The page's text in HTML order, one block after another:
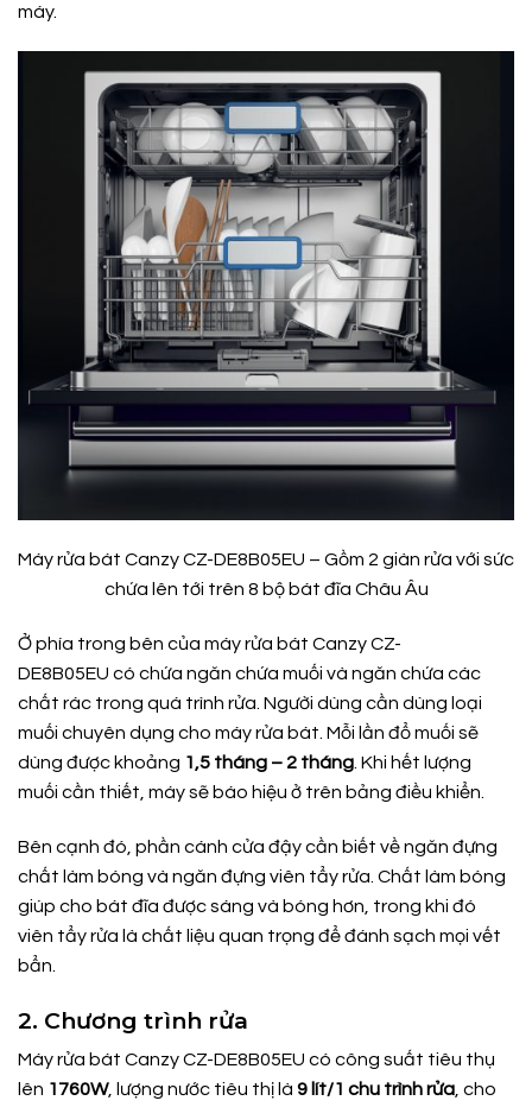
máy.
Máy rửa bát Canzy CZ-DE8B05EU – Gồm 2 giàn rửa với sức
chứa lên tới trên 8 bộ bát đĩa Châu Âu
Ở phía trong bên của máy rửa bát Canzy CZ-
DE8B05EU có chứa ngăn chứa muối và ngăn chứa các
chất rác trong quá trình rửa. Người dùng cần dùng loại
muối chuyên dụng cho máy rửa bát. Mỗi lần đổ muối sẽ
dùng được khoảng 1,5 tháng – 2 tháng . Khi hết lượng
muối cần thiết, máy sẽ báo hiệu ở trên bảng điều khiển.
Bên cạnh đó, phần cánh cửa đậy cần biết về ngăn đựng
chất làm bóng và ngăn đựng viên tẩy rửa. Chất làm bóng
giúp cho bát đĩa được sáng và bóng hơn, trong khi đó
viên tẩy rửa là chất liệu quan trọng để đánh sạch mọi vết
bẩn.
2. Chương trình rửa
Máy rửa bát Canzy CZ-DE8B05EU có công suất tiêu thụ
lên 1760W, lượng nước tiêu thị là 9 lít/1 chu trình rửa, cho